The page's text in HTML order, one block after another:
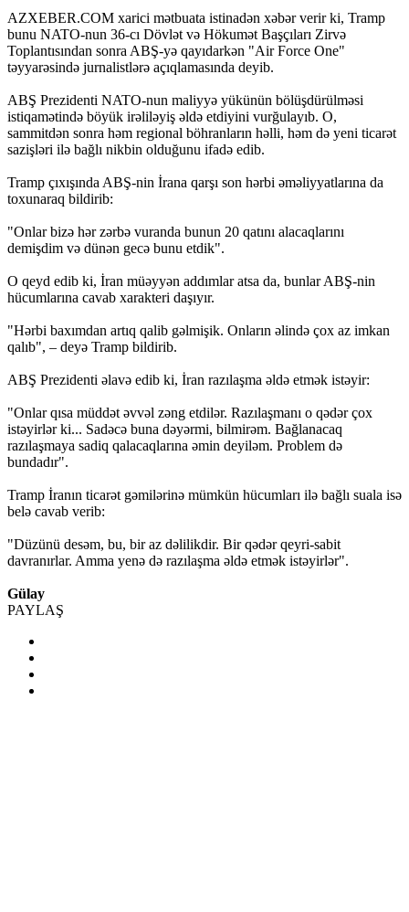
AZXEBER.COM xarici mətbuata istinadən xəbər verir ki, Tramp
bunu NATO-nun 36-cı Dövlət və Hökumət Başçıları Zirvə
Toplantısından sonra ABŞ-yə qayıdarkən "Air Force One"
təyyarəsində jurnalistlərə açıqlamasında deyib.
ABŞ Prezidenti NATO-nun maliyyə yükünün bölüşdürülməsi
istiqamətində böyük irəliləyiş əldə etdiyini vurğulayıb. O,
sammitdən sonra həm regional böhranların həlli, həm də yeni ticarət
sazişləri ilə bağlı nikbin olduğunu ifadə edib.
Tramp çıxışında ABŞ-nin İrana qarşı son hərbi əməliyyatlarına da
toxunaraq bildirib:
"Onlar bizə hər zərbə vuranda bunun 20 qatını alacaqlarını
demişdim və dünən gecə bunu etdik".
O qeyd edib ki, İran müəyyən addımlar atsa da, bunlar ABŞ-nin
hücumlarına cavab xarakteri daşıyır.
"Hərbi baxımdan artıq qalib gəlmişik. Onların əlində çox az imkan
qalıb", – deyə Tramp bildirib.
ABŞ Prezidenti əlavə edib ki, İran razılaşma əldə etmək istəyir:
"Onlar qısa müddət əvvəl zəng etdilər. Razılaşmanı o qədər çox
istəyirlər ki... Sadəcə buna dəyərmi, bilmirəm. Bağlanacaq
razılaşmaya sadiq qalacaqlarına əmin deyiləm. Problem də
bundadır".
Tramp İranın ticarət gəmilərinə mümkün hücumları ilə bağlı suala isə
belə cavab verib:
"Düzünü desəm, bu, bir az dəlilikdir. Bir qədər qeyri-sabit
davranırlar. Amma yenə də razılaşma əldə etmək istəyirlər".
Gülay
PAYLAŞ